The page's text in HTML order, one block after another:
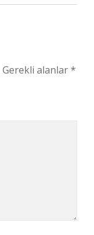
Gerekli alanlar*